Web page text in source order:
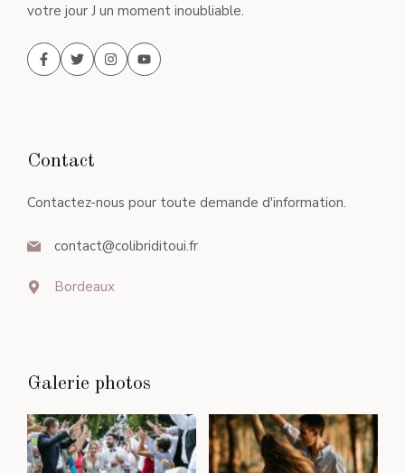
votre jour J un moment inoubliable.
Contact
Contactez-nous pour toute demande d'information.
contact@colibriditoui.fr
Bordeaux
Galerie photos